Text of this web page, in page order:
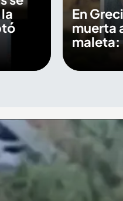
En
muerta